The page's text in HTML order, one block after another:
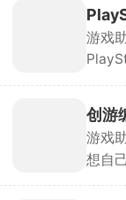
游戏
等重
游戏
装，
戏腾
港服
会员
创游
游戏
想自